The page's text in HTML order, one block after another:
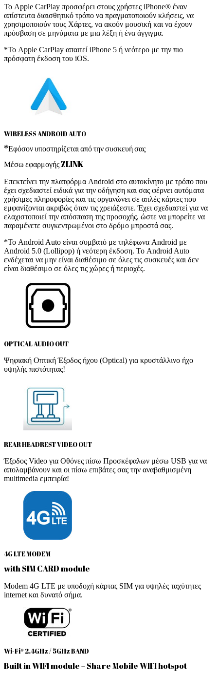
Το Apple CarPlay προσφέρει στους χρήστες iPhone® έναν
απίστευτα διαισθητικό τρόπο να πραγματοποιούν κλήσεις, να
χρησιμοποιούν τους Χάρτες, να ακούν μουσική και να έχουν
πρόσβαση σε μηνύματα με μια λέξη ή ένα άγγιγμα.
*Το Apple CarPlay απαιτεί iPhone 5 ή νεότερο με την πιο
πρόσφατη έκδοση του iOS.
WIRELESS ANDROID AUTO
*Εφόσον υποστηρίζεται από την συσκευή σας
Μέσω εφαρμογής ZLINK
Επεκτείνει την πλατφόρμα Android στο αυτοκίνητο με τρόπο που
έχει σχεδιαστεί ειδικά για την οδήγηση και σας φέρνει αυτόματα
χρήσιμες πληροφορίες και τις οργανώνει σε απλές κάρτες που
εμφανίζονται ακριβώς όταν τις χρειάζεστε. Έχει σχεδιαστεί για να
ελαχιστοποιεί την απόσπαση της προσοχής, ώστε να μπορείτε να
παραμένετε συγκεντρωμένοι στο δρόμο μπροστά σας.
*Το Android Auto είναι συμβατό με τηλέφωνα Android με
Android 5.0 (Lollipop) ή νεότερη έκδοση. Το Android Auto
ενδέχεται να μην είναι διαθέσιμο σε όλες τις συσκευές και δεν
είναι διαθέσιμο σε όλες τις χώρες ή περιοχές.
OPTICAL AUDIO OUT
Ψηφιακή Οπτική Έξοδος ήχου (Optical) για κρυστάλλινο ήχο
υψηλής πιστότητας!
REAR HEADREST VIDEO OUT
Έξοδος Video για Οθόνες πίσω Προσκέφαλων μέσω USB για να
απολαμβάνουν και οι πίσω επιβάτες σας την αναβαθμισμένη
multimedia εμπειρία!
4G LTE MODEM
with SIM CARD module
Modem 4G LTE με υποδοχή κάρτας SIM για υψηλές ταχύτητες
internet και δυνατό σήμα.
Wi-Fi® 2.4GHz / 5GHz BAND
Built in WIFI module – Share Mobile WIFI hotspot